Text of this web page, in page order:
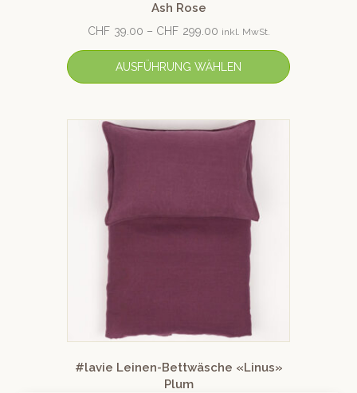
Ash Rose
CHF 39.00 – CHF 299.00 inkl. MwSt.
AUSFÜHRUNG WÄHLEN
#lavie Leinen-Bettwäsche «Linus»
Plum